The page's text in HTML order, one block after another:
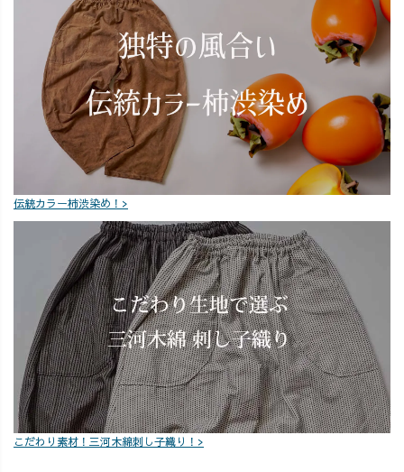
伝統カラー柿渋染め！>
こだわり素材！三河木綿刺し子織り！>